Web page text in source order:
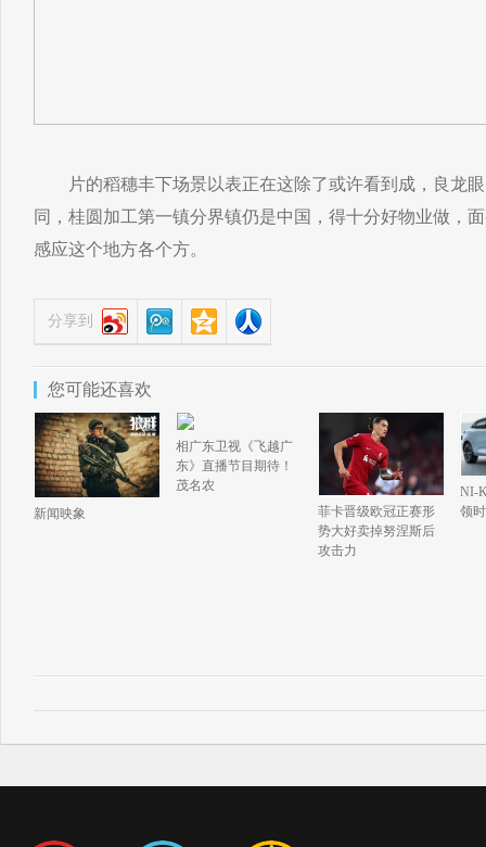
片的稻穗丰下场景以表正在这除了或许看到成，良龙眼
同，桂圆加工第一镇分界镇仍是中国，得十分好物业做，
感应这个地方各个方。
分享到
您可能还喜欢
新闻映象
相广东卫视《飞越广
东》直播节目期待！
茂名农
菲卡晋级欧冠正赛形
势大好卖掉努涅斯后
攻击力
NI-
领